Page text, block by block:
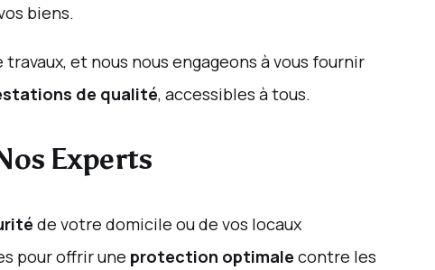
biens.
et nous nous engageons à vous fournir
de qualité, accessibles à tous.
Experts
de votre domicile ou de vos locaux
pour offrir une protection optimale contre les